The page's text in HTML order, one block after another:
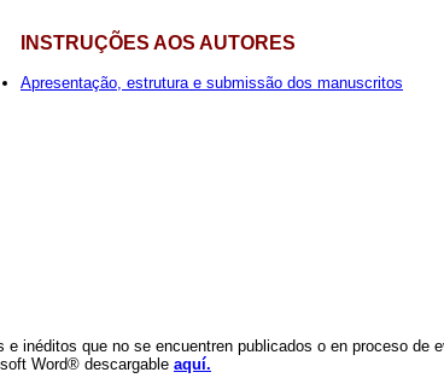
INSTRUÇÕES AOS AUTORES
Apresentação, estrutura e submissão dos manuscritos
e inéditos que no se encuentren publicados o en proceso de
Word® descargable aquí.